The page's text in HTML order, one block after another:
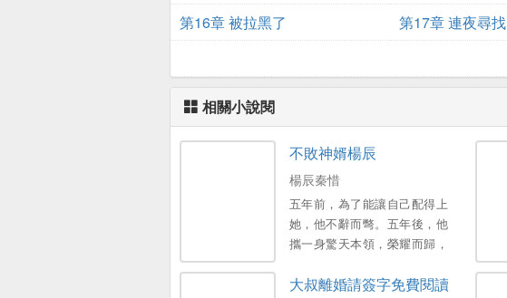
第16章 被拉黑了
第17章 連夜尋找
相關小說閱
不敗神婿楊辰
楊辰秦惜
五年前，為了能讓自己配得上
她，他不辭而彆。五年後，他
攜一身驚天本領，榮耀而歸，
了一個女兒。。
大叔離婚請簽字免費閱讀